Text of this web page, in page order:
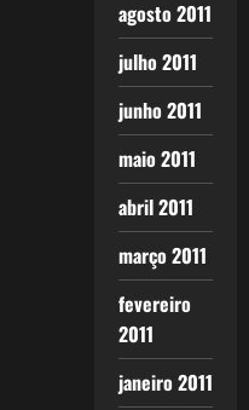
agosto 2011
julho 2011
junho 2011
maio 2011
abril 2011
março 2011
fevereiro
2011
janeiro 2011